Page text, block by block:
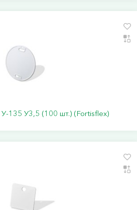
У-135 У3,5 (100 шт.) (Fortisflex)